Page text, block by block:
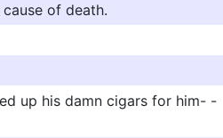
of death.
up his damn cigars for him- -